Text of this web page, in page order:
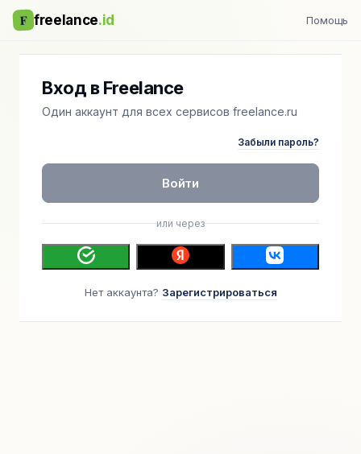
F freelance.id Помощь
Вход в Freelance
Один аккаунт для всех сервисов freelance.ru
Забыли пароль?
Войти
или через
Нет аккаунта? Зарегистрироваться